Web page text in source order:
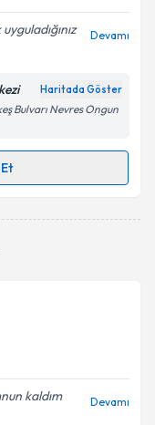
Aydınlatma
belirtilen
Devamı
Haritada Göster
Bulvarı Nevres Ongun
almanız için bir
ilişkinAydınlatma
kaldım
Devamı